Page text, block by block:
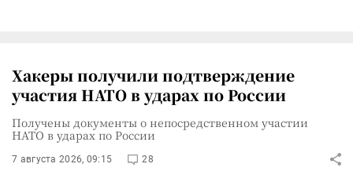
Хакеры получили подтверждение
участия НАТО в ударах по России
Получены документы о непосредственном участии
НАТО в ударах по России
7 августа 2026, 09:15 28